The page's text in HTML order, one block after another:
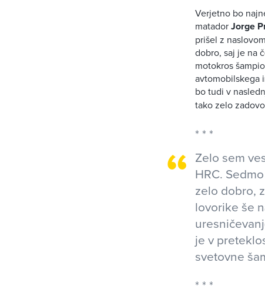
Verjetno bo
matadorJorge
prišel z
dobro, saj je na
motokros
avtomobilskega
bo tudi v
tako zelo
Zelo sem
HRC.
zelo dobro,
lovorike še
je v
svetovne